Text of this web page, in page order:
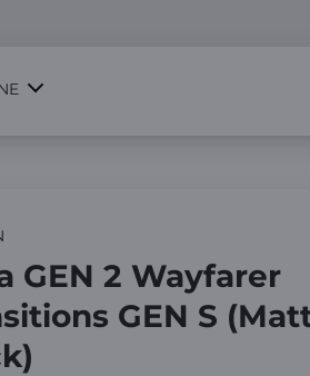
GEN 2 Wayfarer
GEN S